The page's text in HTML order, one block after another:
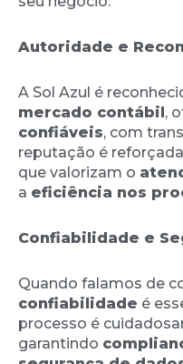
Autoridade e
A Sol Azul é
mercado contábil,
confiáveis, com
reputação é
que valorizam o
a eficiência nos
Confiabilidade e
Quando falamos de
confiabilidade é
processo é
garantindo